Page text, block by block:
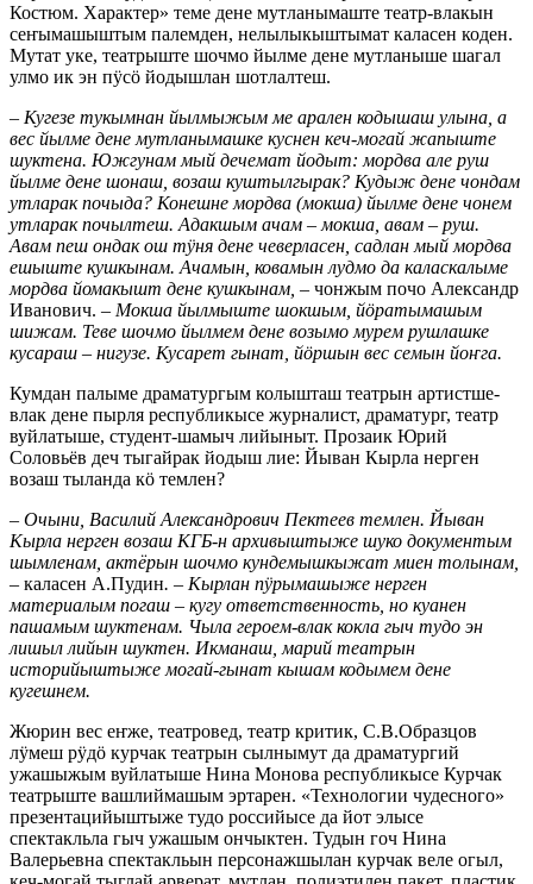
Костюм. Характер» теме дене мутланымаште театр-влакын
сеҥымашыштым палемден, нелылыкыштымат каласен коден.
Мутат уке, театрыште шочмо йылме дене мутланыше шагал
улмо ик эн пӱсӧ йодышлан шотлалтеш.
– Кугезе тукымнан йылмыжым ме арален кодышаш улына, а
вес йылме дене мутланымашке куснен кеч-могай жапыште
шуктена. Южгунам мый дечемат йодыт: мордва але руш
йылме дене шонаш, возаш куштылгырак? Кудыж дене чондам
утларак почыда? Конешне мордва (мокша) йылме дене чонем
утларак почылтеш. Адакшым ачам – мокша, авам – руш.
Авам пеш ондак ош тӱня дене чеверласен, садлан мый мордва
ешыште кушкынам. Ачамын, ковамын лудмо да каласкалыме
мордва йомакышт дене кушкынам, – чонжым почо Александр
Иванович. – Мокша йылмыште шокшым, йӧратымашым
шижам. Теве шочмо йылмем дене возымо мурем рушлашке
кусараш – нигузе. Кусарет гынат, йӧршын вес семын йоҥга.
Кумдан палыме драматургым колышташ театрын артистше-
влак дене пырля республикысе журналист, драматург, театр
вуйлатыше, студент-шамыч лийыныт. Прозаик Юрий
Соловьёв деч тыгайрак йодыш лие: Йыван Кырла нерген
возаш тыланда кӧ темлен?
– Очыни, Василий Александрович Пектеев темлен. Йыван
Кырла нерген возаш КГБ-н архивыштыже шуко документым
шымленам, актёрын шочмо кундемышкыжат миен толынам,
– каласен А.Пудин. – Кырлан пӱрымашыже нерген
материалым погаш – кугу ответственность, но куанен
пашамым шуктенам. Чыла героем-влак кокла гыч тудо эн
лишыл лийын шуктен. Икманаш, марий театрын
историйыштыже могай-гынат кышам кодымем дене
кугешнем.
Жюрин вес еҥже, театровед, театр критик, С.В.Образцов
лӱмеш рӱдӧ курчак театрын сылнымут да драматургий
ужашыжым вуйлатыше Нина Монова республикысе Курчак
театрыште вашлиймашым эртарен. «Технологии чудесного»
презентацийыштыже тудо российысе да йот элысе
спектакльла гыч ужашым ончыктен. Тудын гоч Нина
Валерьевна спектакльын персонажшылан курчак веле огыл,